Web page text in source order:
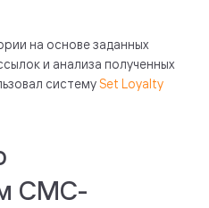
на основе заданных
и анализа полученных
системуSet Loyalty
СМС-